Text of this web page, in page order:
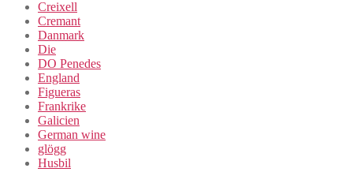
Creixell
Cremant
Danmark
Die
DO Penedes
England
Figueras
Frankrike
Galicien
German wine
glögg
Husbil